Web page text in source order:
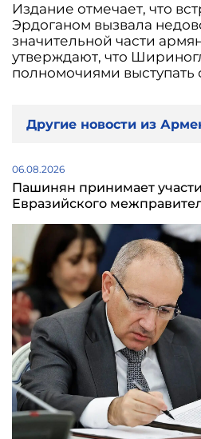
Издание отмечает, что
Эрдоганом вызвала
значительной части
утверждают, что
полномочиями
Другие новости из
06.08.2026
Пашинян принимает
Евразийского